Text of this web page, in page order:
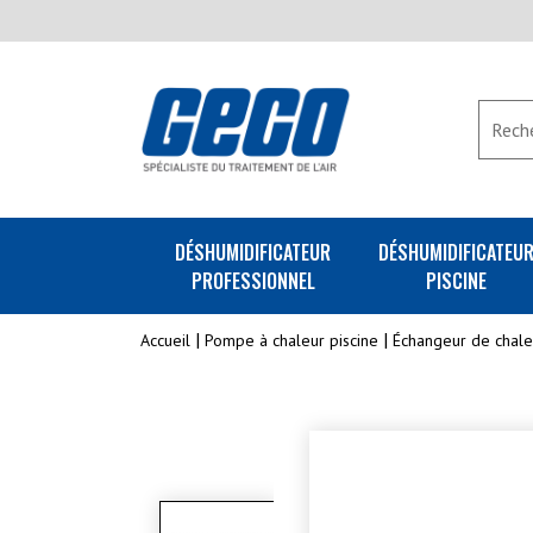
DÉSHUMIDIFICATEUR
PROFESSIONNEL
PISCINE
Accueil Pompe à chaleur piscine Échangeur de